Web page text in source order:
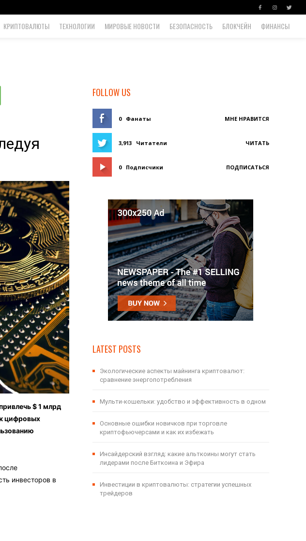
КРИПТОВАЛЮТЫ ТЕХНОЛОГИИ МИРОВЫЕ НОВОСТИ БЕЗОПАСНОСТЬ БЛОКЧЕЙН ФИНАНСЫ
$ 1 млрд
цифровых
инвесторов в
FOLLOW US
0 Фанаты МНЕ НРАВИТСЯ
3,913 Читатели ЧИТАТЬ
0 Подписчики ПОДПИСАТЬСЯ
LATEST POSTS
Экологические аспекты майнинга криптовалют:
сравнение энергопотребления
Мульти-кошельки: удобство и эффективность в одном
Основные ошибки новичков при торговле
криптофьючерсами и как их избежать
Инсайдерский взгляд: какие альткоины могут стать
лидерами после Биткоина и Эфира
Инвестиции в криптовалюты: стратегии успешных
трейдеров